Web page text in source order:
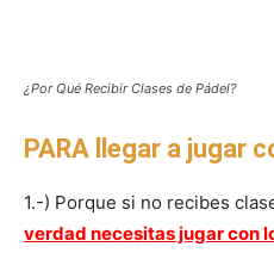
¿Por Qué Recibir Clases de Pádel?
PARA llegar a jugar
1.-) Porque si no recibes
verdad necesitas jugar con